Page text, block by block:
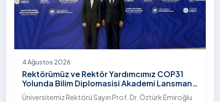
4 Ağustos 2026
Rektörümüz ve Rektör Yardımcımız COP31
Yolunda Bilim Diplomasisi Akademi Lansmanı
Toplantısına Katıldı
Üniversitemiz Rektörü Sayın Prof. Dr. Öztürk Emiroğlu